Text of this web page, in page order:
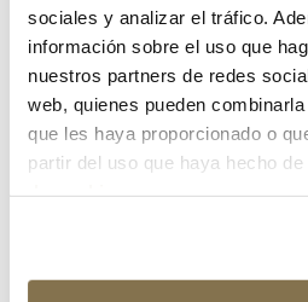
sociales y analizar el tráfico.
información sobre el uso que
nuestros partners de redes
web, quienes pueden
que les haya proporcionado o
partir del uso que haya hecho
¿Has olvidado tu contraseña?